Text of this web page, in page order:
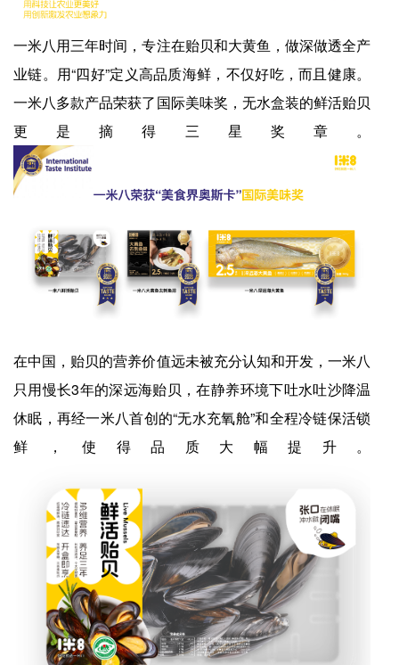
一米八用三年时间，专注在贻贝和大黄鱼，做深做透全产
业链。用“四好”定义高品质海鲜，不仅好吃，而且健康。
一米八多款产品荣获了国际美味奖，无水盒装的鲜活贻贝
更是摘得三星奖章。
在中国，贻贝的营养价值远未被充分认知和开发，一米八
只用慢长3年的深远海贻贝，在静养环境下吐水吐沙降温
休眠，再经一米八首创的“无水充氧舱”和全程冷链保活锁
鲜，使得品质大幅提升。